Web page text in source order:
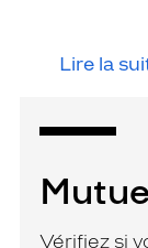
Lire la
Vérifiez si